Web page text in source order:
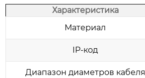
Характеристика
Материал
IP-код
Диапазон диаметров кабеля